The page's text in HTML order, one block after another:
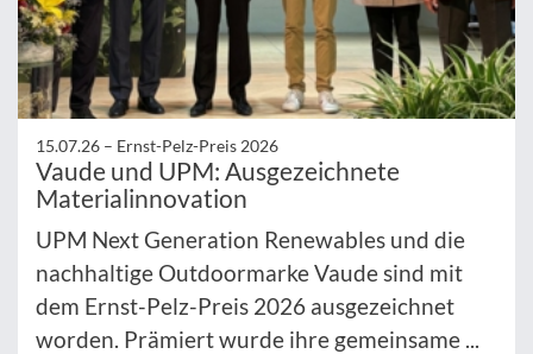
15.07.26 – Ernst-Pelz-Preis 2026
Vaude und UPM: Ausgezeichnete
Materialinnovation
UPM Next Generation Renewables und die
nachhaltige Outdoormarke Vaude sind mit
dem Ernst-Pelz-Preis 2026 ausgezeichnet
worden. Prämiert wurde ihre gemeinsame ...